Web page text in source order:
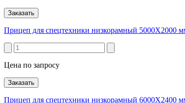
Заказать
Прицеп для спецтехники низкорамный 5000Х2000
Цена по запросу
Заказать
Прицеп для спецтехники низкорамный 6000Х2400